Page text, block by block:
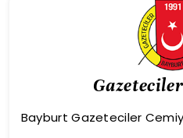
Bayburt Gazeteciler